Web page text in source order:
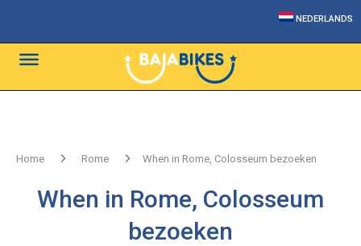
NEDERLANDS
Home Rome When in Rome, Colosseum bezoeken
When in Rome, Colosseum
bezoeken